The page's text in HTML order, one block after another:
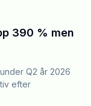
390 % men
Q2 år 2026
efter